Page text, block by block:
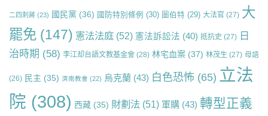
二四刺蔣 (23) 國民黨 (36) 國防特別條例 (30) 圖伯特 (29) 大法官 (27) 大
罷免 (147) 憲法法庭 (52) 憲法訴訟法 (40) 抵抗史 (27) 日
治時期 (58) 李江却台語文教基金會 (28) 林宅血案 (37) 林茂生 (27) 母語
(26) 民主 (35) 濟南教會 (22) 烏克蘭 (43) 白色恐怖 (65) 立法
院 (308) 西藏 (35) 財劃法 (51) 軍購 (43) 轉型正義